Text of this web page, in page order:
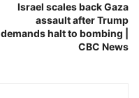
Israel scales back Gaza
assault after Trump
demands halt to bombing |
CBC News